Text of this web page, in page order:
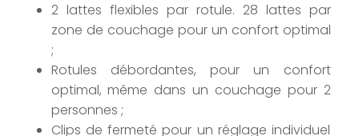
2 lattes flexibles par rotule. 28 lattes par
zone de couchage pour un confort optimal
;
Rotules débordantes, pour un confort
optimal, même dans un couchage pour 2
personnes ;
Clips de fermeté pour un réglage individuel